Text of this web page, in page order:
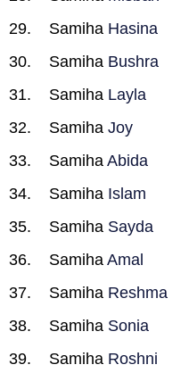
Samiha Hasina
Samiha Bushra
Samiha Layla
Samiha Joy
Samiha Abida
Samiha Islam
Samiha Sayda
Samiha Amal
Samiha Reshma
Samiha Sonia
Samiha Roshni